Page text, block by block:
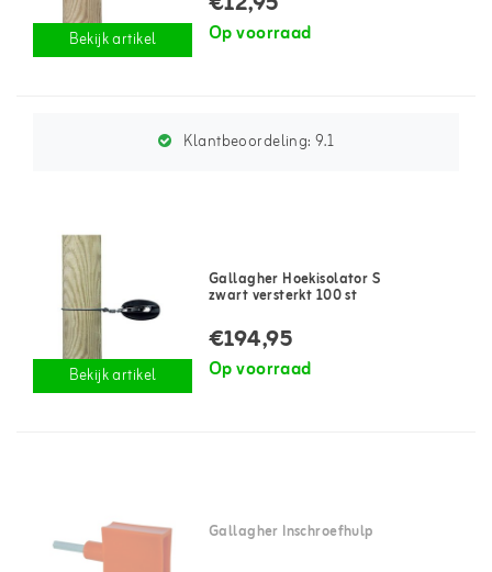
Bekijk artikel Op voorraad
Klantbeoordeling:9.1
Bekijk artikel
Gallagher Hoekisolator S
zwart versterkt 100 st
€194,95
Op voorraad
Gallagher Inschroefhulp